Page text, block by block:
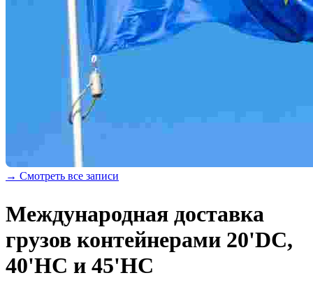
→ Смотреть все записи
Международная доставка
грузов контейнерами 20'DC,
40'HC и 45'HC